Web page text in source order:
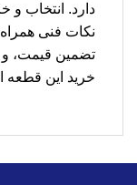
دارد. انتخاب و
نکات فنی
تضمین قیمت، و
خرید این